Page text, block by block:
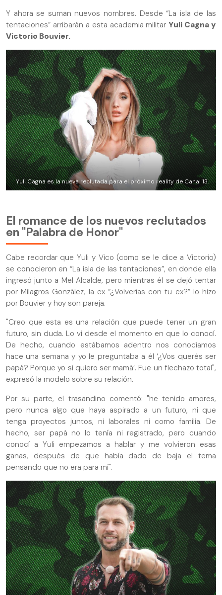
Y ahora se suman nuevos nombres. Desde “La isla de las
tentaciones” arribarán a esta academia militarYuli Cagna y
Victorio Bouvier.
Yuli Cagna es la nueva reclutada para el próximo reality de Canal 13.
El romance de los nuevos reclutados
en "Palabra de Honor"
Cabe recordar que Yuli y Vico (como se le dice a Victorio)
se conocieron en “La isla de las tentaciones”, en donde ella
ingresó junto a Mel Alcalde, pero mientras él se dejó tentar
por Milagros González, la ex “¿Volverías con tu ex?” lo hizo
por Bouvier y hoy son pareja.
"Creo que esta es una relación que puede tener un gran
futuro, sin duda. Lo vi desde el momento en que lo conocí.
De hecho, cuando estábamos adentro nos conocíamos
hace una semana y yo le preguntaba a él ‘¿Vos querés ser
papá? Porque yo sí quiero ser mamá’. Fue un flechazo total",
expresó la modelo sobre su relación.
Por su parte, el trasandino comentó: "he tenido amores,
pero nunca algo que haya aspirado a un futuro, ni que
tenga proyectos juntos, ni laborales ni como familia. De
hecho, ser papá no lo tenía ni registrado, pero cuando
conocí a Yuli empezamos a hablar y me volvieron esas
ganas, después de que había dado de baja el tema
pensando que no era para mí".